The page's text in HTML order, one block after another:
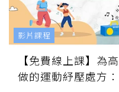
【免費線上課】為
做的運動紓壓處方
影片課程